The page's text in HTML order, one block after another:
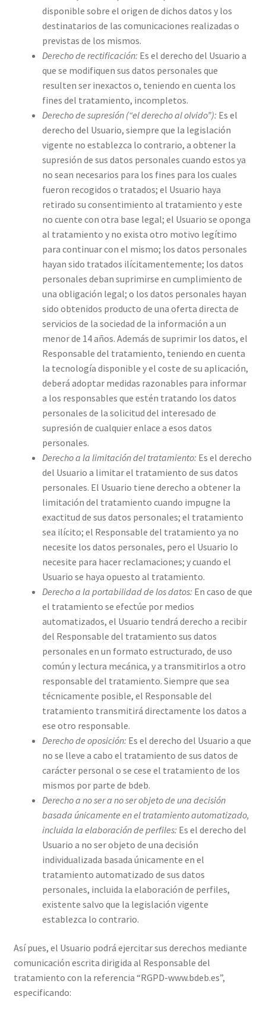
disponible sobre el origen de dichos datos y los
destinatarios de las comunicaciones realizadas o
previstas de los mismos.
Derecho de rectificación: Es el derecho del Usuario a
que se modifiquen sus datos personales que
resulten ser inexactos o, teniendo en cuenta los
fines del tratamiento, incompletos.
Derecho de supresión (“el derecho al olvido”): Es el
derecho del Usuario, siempre que la legislación
vigente no establezca lo contrario, a obtener la
supresión de sus datos personales cuando estos ya
no sean necesarios para los fines para los cuales
fueron recogidos o tratados; el Usuario haya
retirado su consentimiento al tratamiento y este
no cuente con otra base legal; el Usuario se oponga
al tratamiento y no exista otro motivo legítimo
para continuar con el mismo; los datos personales
hayan sido tratados ilícitamentemente; los datos
personales deban suprimirse en cumplimiento de
una obligación legal; o los datos personales hayan
sido obtenidos producto de una oferta directa de
servicios de la sociedad de la información a un
menor de 14 años. Además de suprimir los datos, el
Responsable del tratamiento, teniendo en cuenta
la tecnología disponible y el coste de su aplicación,
deberá adoptar medidas razonables para informar
a los responsables que estén tratando los datos
personales de la solicitud del interesado de
supresión de cualquier enlace a esos datos
personales.
Derecho a la limitación del tratamiento: Es el derecho
del Usuario a limitar el tratamiento de sus datos
personales. El Usuario tiene derecho a obtener la
limitación del tratamiento cuando impugne la
exactitud de sus datos personales; el tratamiento
sea ilícito; el Responsable del tratamiento ya no
necesite los datos personales, pero el Usuario lo
necesite para hacer reclamaciones; y cuando el
Usuario se haya opuesto al tratamiento.
Derecho a la portabilidad de los datos: En caso de que
el tratamiento se efectúe por medios
automatizados, el Usuario tendrá derecho a recibir
del Responsable del tratamiento sus datos
personales en un formato estructurado, de uso
común y lectura mecánica, y a transmitirlos a otro
responsable del tratamiento. Siempre que sea
técnicamente posible, el Responsable del
tratamiento transmitirá directamente los datos a
ese otro responsable.
Derecho de oposición: Es el derecho del Usuario a que
no se lleve a cabo el tratamiento de sus datos de
carácter personal o se cese el tratamiento de los
mismos por parte de bdeb.
Derecho a no ser a no ser objeto de una decisión
basada únicamente en el tratamiento automatizado,
incluida la elaboración de perfiles: Es el derecho del
Usuario a no ser objeto de una decisión
individualizada basada únicamente en el
tratamiento automatizado de sus datos
personales, incluida la elaboración de perfiles,
existente salvo que la legislación vigente
establezca lo contrario.
Así pues, el Usuario podrá ejercitar sus derechos mediante
comunicación escrita dirigida al Responsable del
tratamiento con la referencia “RGPD-www.bdeb.es”,
especificando: